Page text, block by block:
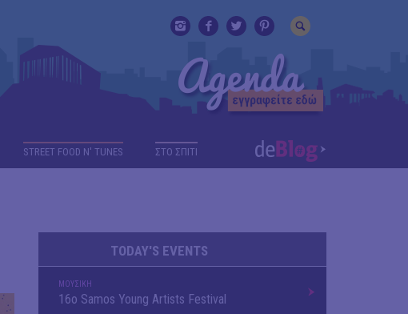
STREET FOOD N' TUNES ΣΤΟ ΣΠΙΤΙ
TODAY'S EVENTS
ΜΟΥΣΙΚΗ
16o Samos Young Artists Festival